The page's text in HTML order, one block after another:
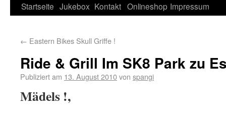
Startseite Jukebox Kontakt Onlineshop Impressum
← Eastern Bikes Skull Griffe !
Ride & Grill Im SK8 Park zu
Publiziert am 13. August 2010von spangi
Mädels !,